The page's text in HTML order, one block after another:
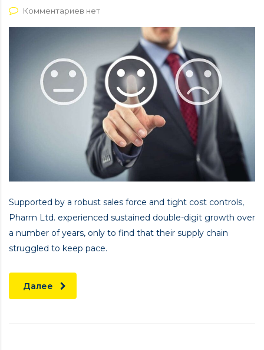
Комментариев нет
Supported by a robust sales force and tight cost controls,
Pharm Ltd. experienced sustained double-digit growth over
a number of years, only to find that their supply chain
struggled to keep pace.
Далее